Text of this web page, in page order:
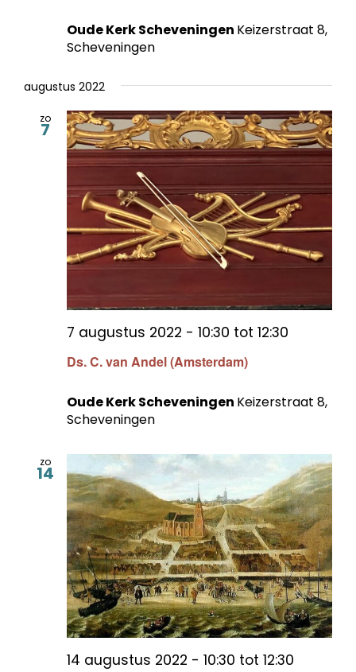
Oude Kerk Scheveningen Keizerstraat 8,
Scheveningen
augustus 2022
zo
7
Ds. C. van Andel (Amsterdam)
7 augustus 2022 - 10:30 tot 12:30
Oude Kerk Scheveningen Keizerstraat 8,
Scheveningen
zo
14
14 augustus 2022 - 10:30 tot 12:30